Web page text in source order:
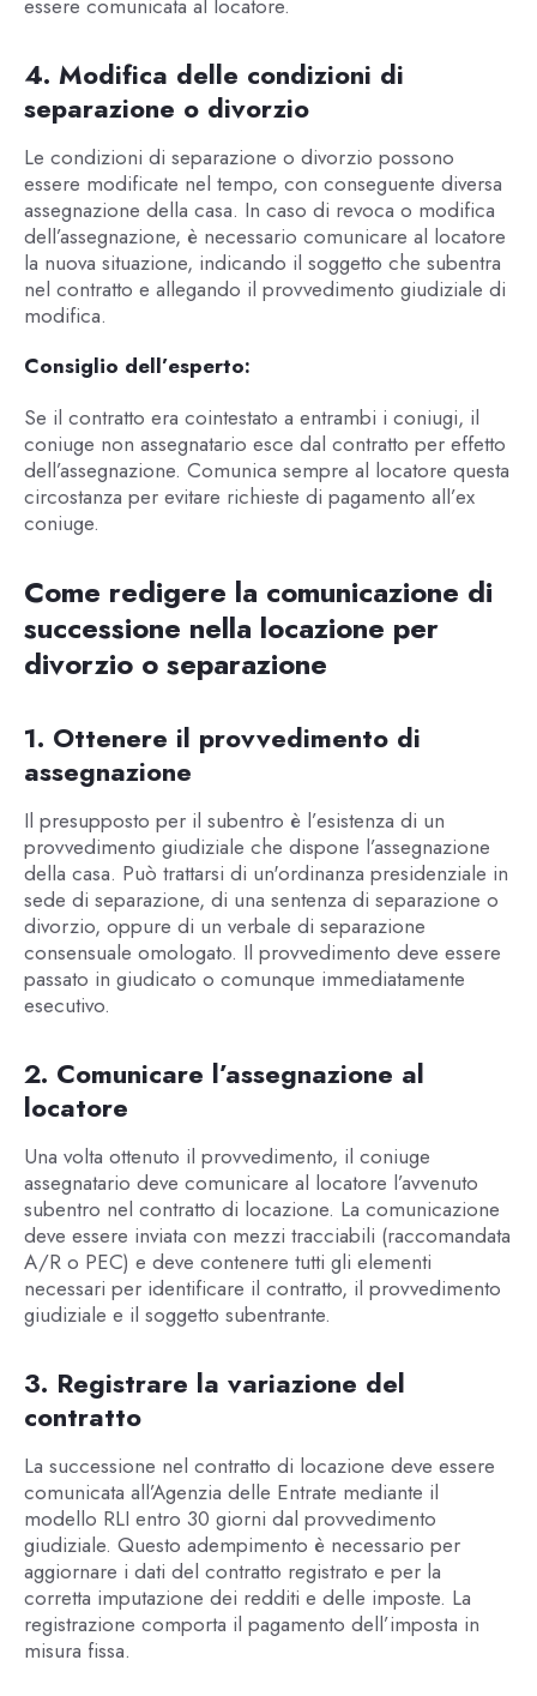
essere comunicata al locatore.
4. Modifica delle condizioni di
separazione o divorzio
Le condizioni di separazione o divorzio possono
essere modificate nel tempo, con conseguente diversa
assegnazione della casa. In caso di revoca o modifica
dell’assegnazione, è necessario comunicare al locatore
la nuova situazione, indicando il soggetto che subentra
nel contratto e allegando il provvedimento giudiziale di
modifica.
Consiglio dell’esperto:
Se il contratto era cointestato a entrambi i coniugi, il
coniuge non assegnatario esce dal contratto per effetto
dell’assegnazione. Comunica sempre al locatore questa
circostanza per evitare richieste di pagamento all’ex
coniuge.
Come redigere la comunicazione di
successione nella locazione per
divorzio o separazione
1. Ottenere il provvedimento di
assegnazione
Il presupposto per il subentro è l’esistenza di un
provvedimento giudiziale che dispone l’assegnazione
della casa. Può trattarsi di un'ordinanza presidenziale in
sede di separazione, di una sentenza di separazione o
divorzio, oppure di un verbale di separazione
consensuale omologato. Il provvedimento deve essere
passato in giudicato o comunque immediatamente
esecutivo.
2. Comunicare l’assegnazione al
locatore
Una volta ottenuto il provvedimento, il coniuge
assegnatario deve comunicare al locatore l’avvenuto
subentro nel contratto di locazione. La comunicazione
deve essere inviata con mezzi tracciabili (raccomandata
A/R o PEC) e deve contenere tutti gli elementi
necessari per identificare il contratto, il provvedimento
giudiziale e il soggetto subentrante.
3. Registrare la variazione del
contratto
La successione nel contratto di locazione deve essere
comunicata all’Agenzia delle Entrate mediante il
modello RLI entro 30 giorni dal provvedimento
giudiziale. Questo adempimento è necessario per
aggiornare i dati del contratto registrato e per la
corretta imputazione dei redditi e delle imposte. La
registrazione comporta il pagamento dell’imposta in
misura fissa.